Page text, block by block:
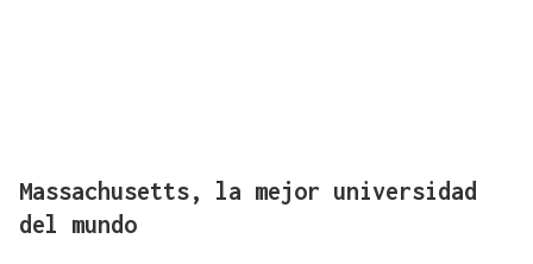
Massachusetts, la mejor universidad
del mundo